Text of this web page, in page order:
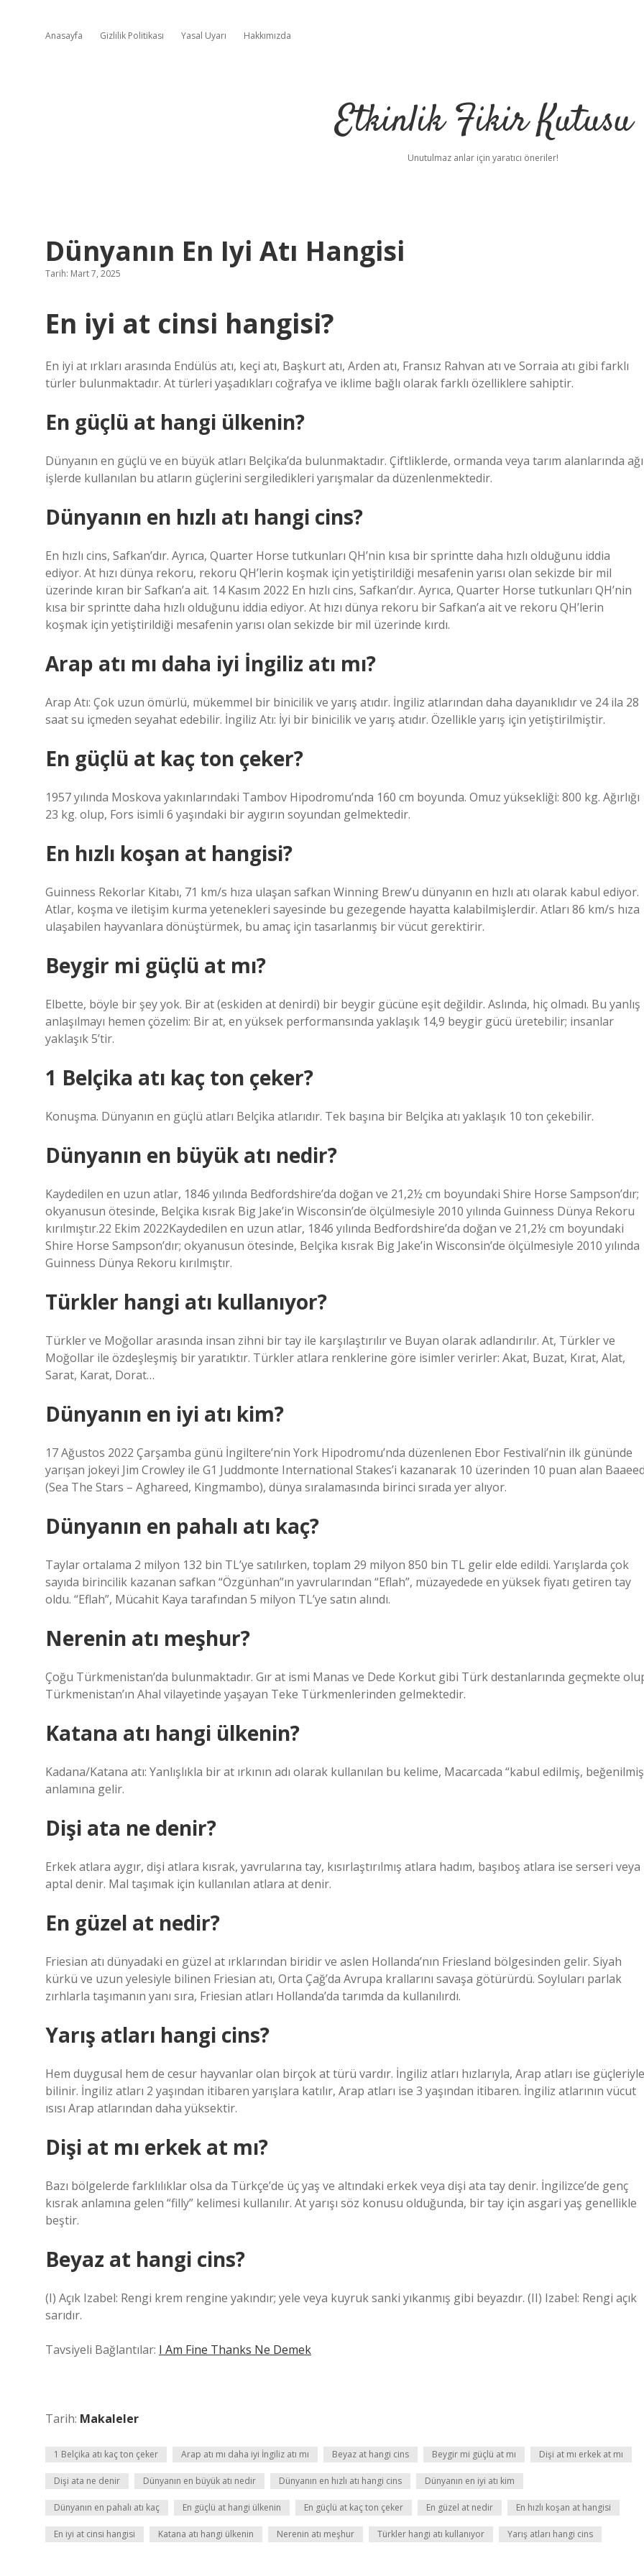
Anasayfa Gizlilik Politikası Yasal Uyarı Hakkımızda
Etkinlik Fikir Kutusu
Unutulmaz anlar için yaratıcı öneriler!
Dünyanın En Iyi Atı Hangisi
Tarih: Mart 7, 2025
En iyi at cinsi hangisi?
En iyi at ırkları arasında Endülüs atı, keçi atı, Başkurt atı, Arden atı, Fransız Rahvan atı ve Sorraia atı gibi farklı
türler bulunmaktadır. At türleri yaşadıkları coğrafya ve iklime bağlı olarak farklı özelliklere sahiptir.
En güçlü at hangi ülkenin?
Dünyanın en güçlü ve en büyük atları Belçika’da bulunmaktadır. Çiftliklerde, ormanda veya tarım alanlarında
işlerde kullanılan bu atların güçlerini sergiledikleri yarışmalar da düzenlenmektedir.
Dünyanın en hızlı atı hangi cins?
En hızlı cins, Safkan’dır. Ayrıca, Quarter Horse tutkunları QH’nin kısa bir sprintte daha hızlı olduğunu iddia
ediyor. At hızı dünya rekoru, rekoru QH’lerin koşmak için yetiştirildiği mesafenin yarısı olan sekizde bir mil
üzerinde kıran bir Safkan’a ait. 14 Kasım 2022 En hızlı cins, Safkan’dır. Ayrıca, Quarter Horse tutkunları QH’nin
kısa bir sprintte daha hızlı olduğunu iddia ediyor. At hızı dünya rekoru bir Safkan’a ait ve rekoru QH’lerin
koşmak için yetiştirildiği mesafenin yarısı olan sekizde bir mil üzerinde kırdı.
Arap atı mı daha iyi İngiliz atı mı?
Arap Atı: Çok uzun ömürlü, mükemmel bir binicilik ve yarış atıdır. İngiliz atlarından daha dayanıklıdır ve 24 ila 28
saat su içmeden seyahat edebilir. İngiliz Atı: İyi bir binicilik ve yarış atıdır. Özellikle yarış için yetiştirilmiştir.
En güçlü at kaç ton çeker?
1957 yılında Moskova yakınlarındaki Tambov Hipodromu’nda 160 cm boyunda. Omuz yüksekliği: 800 kg. Ağırlığı
23 kg. olup, Fors isimli 6 yaşındaki bir aygırın soyundan gelmektedir.
En hızlı koşan at hangisi?
Guinness Rekorlar Kitabı, 71 km/s hıza ulaşan safkan Winning Brew’u dünyanın en hızlı atı olarak kabul ediyor.
Atlar, koşma ve iletişim kurma yetenekleri sayesinde bu gezegende hayatta kalabilmişlerdir. Atları 86 km/s hıza
ulaşabilen hayvanlara dönüştürmek, bu amaç için tasarlanmış bir vücut gerektirir.
Beygir mi güçlü at mı?
Elbette, böyle bir şey yok. Bir at (eskiden at denirdi) bir beygir gücüne eşit değildir. Aslında, hiç olmadı. Bu yanlış
anlaşılmayı hemen çözelim: Bir at, en yüksek performansında yaklaşık 14,9 beygir gücü üretebilir; insanlar
yaklaşık 5’tir.
1 Belçika atı kaç ton çeker?
Konuşma. Dünyanın en güçlü atları Belçika atlarıdır. Tek başına bir Belçika atı yaklaşık 10 ton çekebilir.
Dünyanın en büyük atı nedir?
Kaydedilen en uzun atlar, 1846 yılında Bedfordshire’da doğan ve 21,2½ cm boyundaki Shire Horse Sampson’dır;
okyanusun ötesinde, Belçika kısrak Big Jake’in Wisconsin’de ölçülmesiyle 2010 yılında Guinness Dünya Rekoru
kırılmıştır.22 Ekim 2022Kaydedilen en uzun atlar, 1846 yılında Bedfordshire’da doğan ve 21,2½ cm boyundaki
Shire Horse Sampson’dır; okyanusun ötesinde, Belçika kısrak Big Jake’in Wisconsin’de ölçülmesiyle 2010 yılında
Guinness Dünya Rekoru kırılmıştır.
Türkler hangi atı kullanıyor?
Türkler ve Moğollar arasında insan zihni bir tay ile karşılaştırılır ve Buyan olarak adlandırılır. At, Türkler ve
Moğollar ile özdeşleşmiş bir yaratıktır. Türkler atlara renklerine göre isimler verirler: Akat, Buzat, Kırat, Alat,
Sarat, Karat, Dorat…
Dünyanın en iyi atı kim?
17 Ağustos 2022 Çarşamba günü İngiltere’nin York Hipodromu’nda düzenlenen Ebor Festivali’nin ilk gününde
yarışan jokeyi Jim Crowley ile G1 Juddmonte International Stakes’i kazanarak 10 üzerinden 10 puan alan
(Sea The Stars – Aghareed, Kingmambo), dünya sıralamasında birinci sırada yer alıyor.
Dünyanın en pahalı atı kaç?
Taylar ortalama 2 milyon 132 bin TL’ye satılırken, toplam 29 milyon 850 bin TL gelir elde edildi. Yarışlarda çok
sayıda birincilik kazanan safkan “Özgünhan”ın yavrularından “Eflah”, müzayedede en yüksek fiyatı getiren tay
oldu. “Eflah”, Mücahit Kaya tarafından 5 milyon TL’ye satın alındı.
Nerenin atı meşhur?
Çoğu Türkmenistan’da bulunmaktadır. Gır at ismi Manas ve Dede Korkut gibi Türk destanlarında geçmekte
Türkmenistan’ın Ahal vilayetinde yaşayan Teke Türkmenlerinden gelmektedir.
Katana atı hangi ülkenin?
Kadana/Katana atı: Yanlışlıkla bir at ırkının adı olarak kullanılan bu kelime, Macarcada “kabul edilmiş,
anlamına gelir.
Dişi ata ne denir?
Erkek atlara aygır, dişi atlara kısrak, yavrularına tay, kısırlaştırılmış atlara hadım, başıboş atlara ise serseri veya
aptal denir. Mal taşımak için kullanılan atlara at denir.
En güzel at nedir?
Friesian atı dünyadaki en güzel at ırklarından biridir ve aslen Hollanda’nın Friesland bölgesinden gelir. Siyah
kürkü ve uzun yelesiyle bilinen Friesian atı, Orta Çağ’da Avrupa krallarını savaşa götürürdü. Soyluları parlak
zırhlarla taşımanın yanı sıra, Friesian atları Hollanda’da tarımda da kullanılırdı.
Yarış atları hangi cins?
Hem duygusal hem de cesur hayvanlar olan birçok at türü vardır. İngiliz atları hızlarıyla, Arap atları ise güçleriyle
bilinir. İngiliz atları 2 yaşından itibaren yarışlara katılır, Arap atları ise 3 yaşından itibaren. İngiliz atlarının vücut
ısısı Arap atlarından daha yüksektir.
Dişi at mı erkek at mı?
Bazı bölgelerde farklılıklar olsa da Türkçe’de üç yaş ve altındaki erkek veya dişi ata tay denir. İngilizce’de genç
kısrak anlamına gelen “filly” kelimesi kullanılır. At yarışı söz konusu olduğunda, bir tay için asgari yaş genellikle
beştir.
Beyaz at hangi cins?
(I) Açık Izabel: Rengi krem ​​rengine yakındır; yele veya kuyruk sanki yıkanmış gibi beyazdır. (II) Izabel: Rengi açık
sarıdır.
Tavsiyeli Bağlantılar: I Am Fine Thanks Ne Demek
Tarih: Makaleler
1 Belçika atı kaç ton çeker Arap atı mı daha iyi İngiliz atı mı Beyaz at hangi cins Beygir mi güçlü at mı Dişi at mı erkek at mı
Dişi ata ne denir Dünyanın en büyük atı nedir Dünyanın en hızlı atı hangi cins Dünyanın en iyi atı kim
Dünyanın en pahalı atı kaç En güçlü at hangi ülkenin En güçlü at kaç ton çeker En güzel at nedir En hızlı koşan at hangisi
En iyi at cinsi hangisi Katana atı hangi ülkenin Nerenin atı meşhur Türkler hangi atı kullanıyor Yarış atları hangi cins